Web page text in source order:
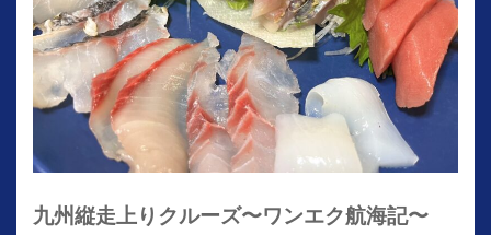
九州縦走上りクルーズ〜ワンエク航海記〜